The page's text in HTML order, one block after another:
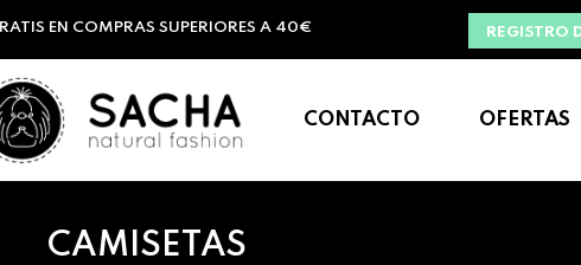
EN COMPRAS SUPERIORES A 40€ REGISTRO
CONTACTO OFERTAS
CAMISETAS